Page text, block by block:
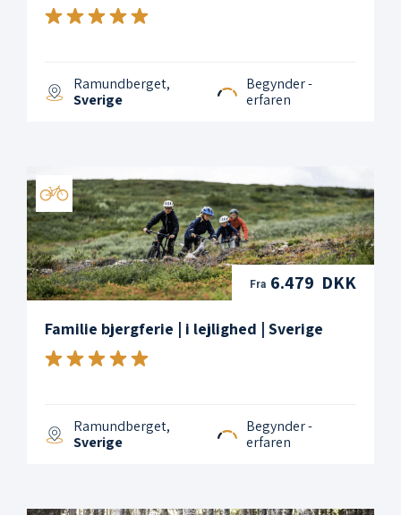
Ramundberget,
Sverige
Begynder -
erfaren
Fra 6.479 DKK
Familie bjergferie | i lejlighed | Sverige
Ramundberget,
Sverige
Begynder -
erfaren